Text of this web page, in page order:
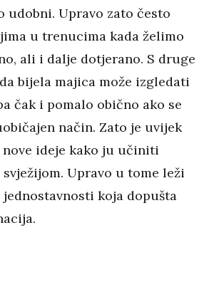
udobni. Upravo zato često
u trenucima kada želimo
ali i dalje dotjerano. S druge
bijela majica može izgledati
čak i pomalo obično ako se
način. Zato je uvijek
ideje kako ju učiniti
Upravo u tome leži
koja dopušta